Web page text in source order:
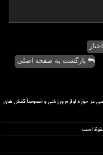
بازگشت به صفحه اصلی
در حوزه لوازم ورزشی و خصوصاً کفش های